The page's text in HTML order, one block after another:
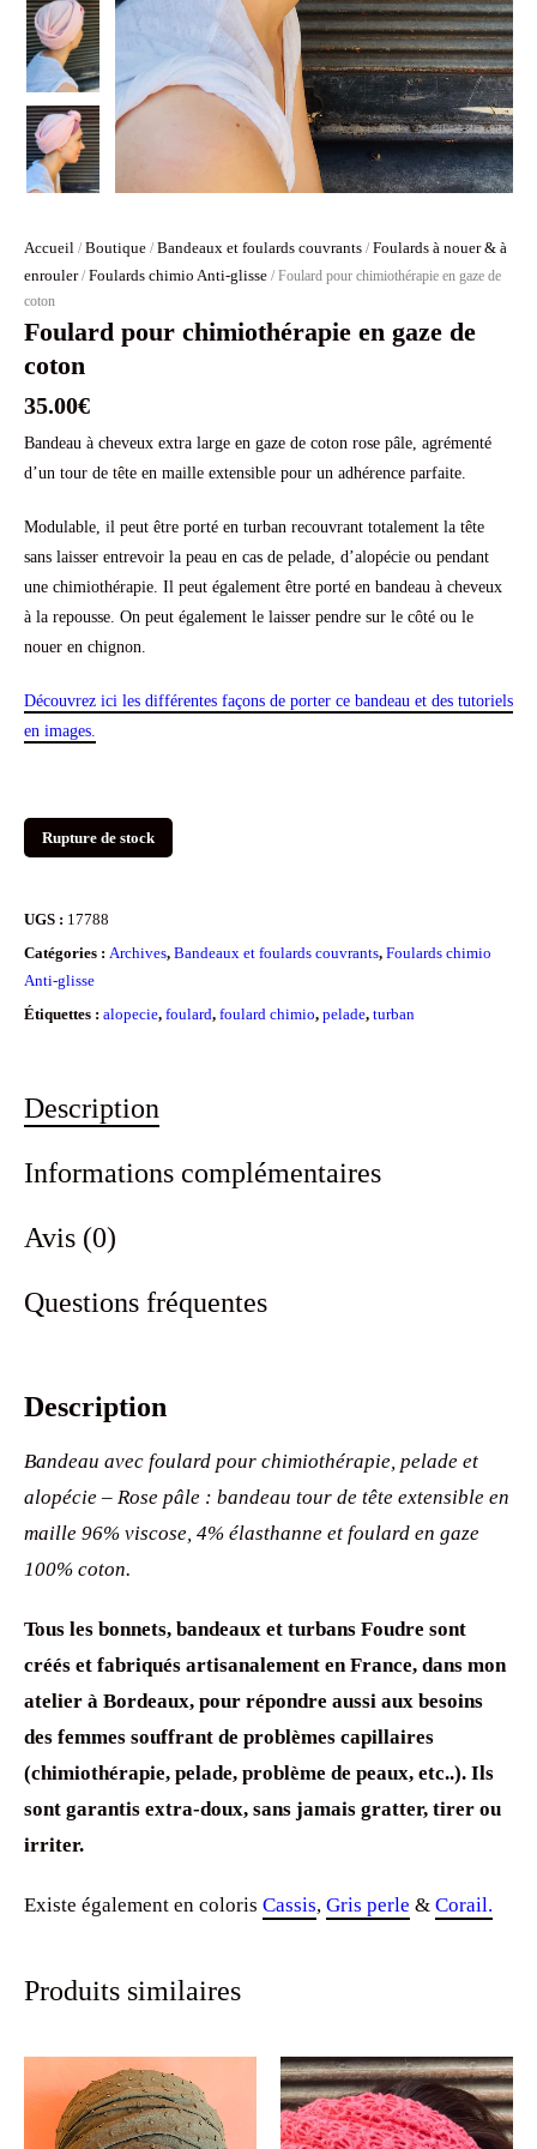
Accueil / Boutique / Bandeaux et foulards couvrants / Foulards à nouer & à
enrouler/ Foulards chimio Anti-glisse / Foulard pour chimiothérapie en gaze de
coton
Foulard pour chimiothérapie en gaze de
coton
35.00€
Bandeau à cheveux extra large en gaze de coton rose pâle, agrémenté
d’un tour de tête en maille extensible pour un adhérence parfaite.
Modulable, il peut être porté en turban recouvrant totalement la tête
sans laisser entrevoir la peau en cas de pelade, d’alopécie ou pendant
une chimiothérapie. Il peut également être porté en bandeau à cheveux
à la repousse. On peut également le laisser pendre sur le côté ou le
nouer en chignon.
Découvrez ici les différentes façons de porter ce bandeau et des tutoriels
en images.
Rupture de stock
UGS : 17788
Catégories : Archives, Bandeaux et foulards couvrants, Foulards chimio
Anti-glisse
Étiquettes : alopecie, foulard, foulard chimio, pelade, turban
Description
Informations complémentaires
Avis (0)
Questions fréquentes
Description
Bandeau avec foulard pour chimiothérapie, pelade et
alopécie – Rose pâle : bandeau tour de tête extensible en
maille 96% viscose, 4% élasthanne et foulard en gaze
100% coton.
Tous les bonnets, bandeaux et turbans Foudre sont
créés et fabriqués artisanalement en France, dans mon
atelier à Bordeaux, pour répondre aussi aux besoins
des femmes souffrant de problèmes capillaires
(chimiothérapie, pelade, problème de peaux, etc..). Ils
sont garantis extra-doux, sans jamais gratter, tirer ou
irriter.
Existe également en coloris Cassis, Gris perle & Corail.
Produits similaires